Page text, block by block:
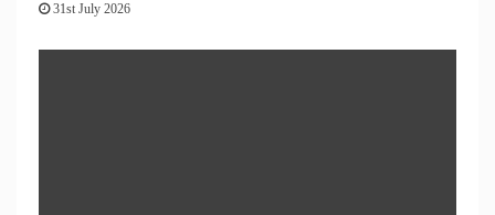
31st July 2026